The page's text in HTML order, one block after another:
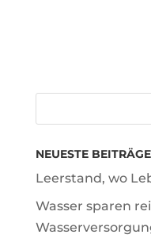
NEUESTE BEITRÄGE
Leerstand, wo
Wasser sparen